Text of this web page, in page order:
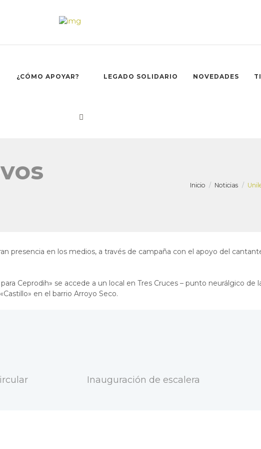
¿CÓMO APOYAR? LEGADO SOLIDARIO NOVEDADES
Inicio Noticias
presencia en los medios, a través de campaña con el apoyo del
Ceprodih» se accede a un local en Tres Cruces – punto neurálgico de
en el barrio Arroyo Seco.
Inauguración de escalera